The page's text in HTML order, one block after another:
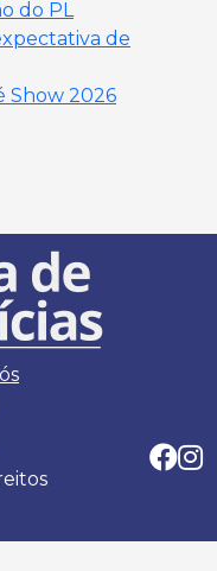
do PL
de
Show 2026